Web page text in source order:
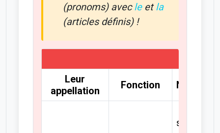
(pronoms) avecleetla
(articles définis) !
Leur
appellation
Fonction Nombre
singulier